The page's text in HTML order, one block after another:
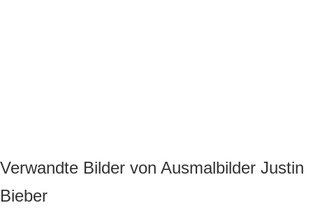
Verwandte Bilder von Ausmalbilder Justin
Bieber